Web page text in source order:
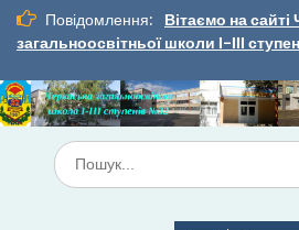
Перейти
вмісту
Повідомлення:
Вітаємо на сайті
загальноосвітньої школи І-ІІІ
Шукати: